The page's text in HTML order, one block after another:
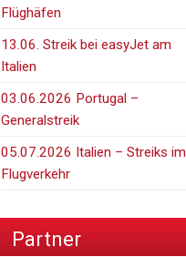
Flüghäfen
13.06. Streik bei easyJet am
Italien
03.06.2026 Portugal –
Generalstreik
05.07.2026 Italien – Streiks im
Flugverkehr
Partner